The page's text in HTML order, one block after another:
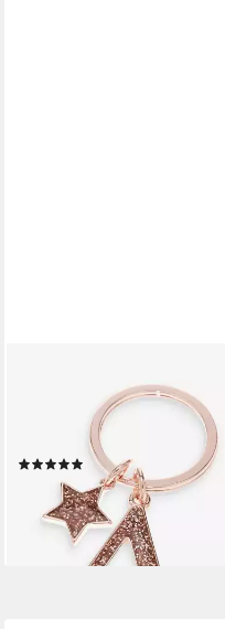
Schlüsselanhänger
Schlüsselanhänger mit
Glitzerinitialien (1-tlg)
(2)
10,00 €
lieferbar - in 2-3 Werktagen bei dir